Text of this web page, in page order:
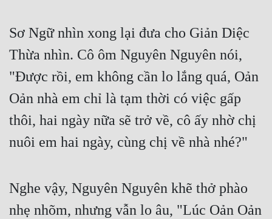
Sơ Ngữ nhìn xong lại đưa cho Giản Diệc
Thừa nhìn. Cô ôm Nguyên Nguyên nói,
"Được rồi, em không cần lo lắng quá, Oản
Oản nhà em chỉ là tạm thời có việc gấp
thôi, hai ngày nữa sẽ trở về, cô ấy nhờ chị
nuôi em hai ngày, cùng chị về nhà nhé?"
Nghe vậy, Nguyên Nguyên khẽ thở phào
nhẹ nhõm, nhưng vẫn lo âu, "Lúc Oản Oản